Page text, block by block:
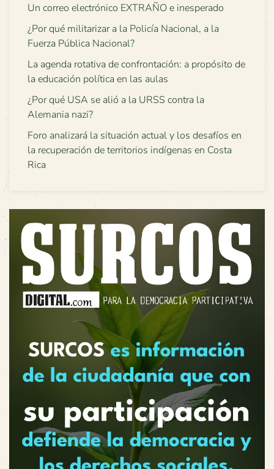
Un correo electrónico EXTRAÑO e inesperado
¿Por qué militarizar a la Policía Nacional, a la
Fuerza Pública Nacional?
La agenda rotativa de confrontación: a propósito de
la educación política en las aulas
¿Por qué USA se alió a la URSS contra la
Alemania nazi?
Foro analizará la situación actual y los desafíos en
la recuperación de territorios indígenas en Costa
Rica